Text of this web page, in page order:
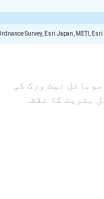
Survey, Esri Japan, METI,
یہ نقشہ Duba, ضبا, خطہ تبوک میں 2G ، 3G ، 4G اور 5G موبائل نیٹ ورک کی
بٹریٹ کا نقشہ